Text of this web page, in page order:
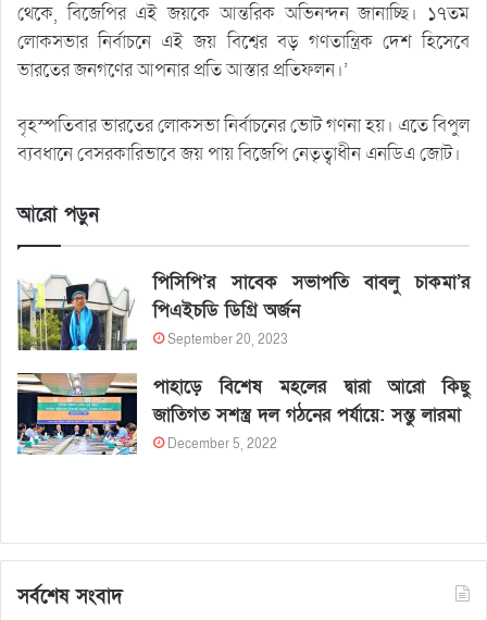
থেকে, বিজেপির এই জয়কে আন্তরিক অভিনন্দন জানাচ্ছি। ১৭তম
লোকসভার নির্বাচনে এই জয় বিশ্বের বড় গণতান্ত্রিক দেশ হিসেবে
ভারতের জনগণের আপনার প্রতি আস্তার প্রতিফলন।’
বৃহস্পতিবার ভারতের লোকসভা নির্বাচনের ভোট গণনা হয়। এতে বিপুল
ব্যবধানে বেসরকারিভাবে জয় পায় বিজেপি নেতৃত্বাধীন এনডিএ জোট।
আরো পড়ুন
পিসিপি’র সাবেক সভাপতি বাবলু চাকমা’র
পিএইচডি ডিগ্রি অর্জন
September 20, 2023
পাহাড়ে বিশেষ মহলের দ্বারা আরো কিছু
জাতিগত সশস্ত্র দল গঠনের পর্যায়ে: সন্তু লারমা
December 5, 2022
সর্বশেষ সংবাদ